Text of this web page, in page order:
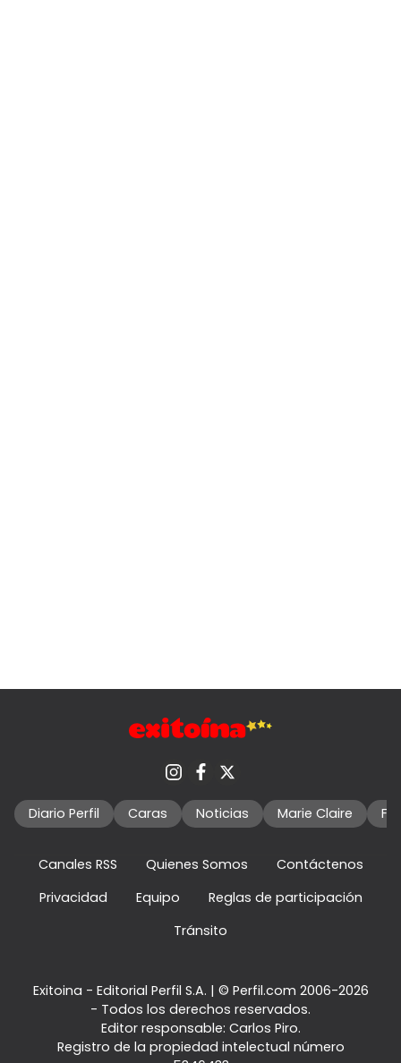
Diario Perfil Caras Noticias Marie Claire
Canales RSS Quienes Somos
Contáctenos
Privacidad
Equipo
Reglas de participación
Tránsito
Exitoina - Editorial Perfil S.A. | © Perfil.com 2006-2026
- Todos los derechos reservados.
Editor responsable: Carlos Piro.
Registro de la propiedad intelectual número